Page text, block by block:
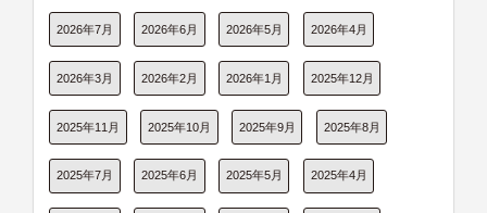
2026年7月 2026年6月 2026年5月 2026年4月
2026年3月 2026年2月 2026年1月 2025年12月
2025年11月 2025年10月 2025年9月 2025年8月
2025年7月 2025年6月 2025年5月 2025年4月